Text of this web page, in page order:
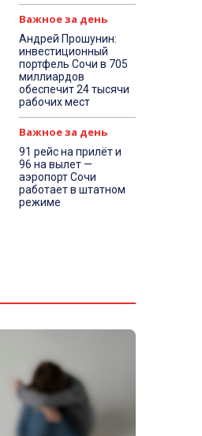
Важное за день
Андрей Прошунин:
инвестиционный
портфель Сочи в 705
миллиардов
обеспечит 24 тысячи
рабочих мест
Важное за день
91 рейс на прилёт и
96 на вылет —
аэропорт Сочи
работает в штатном
режиме